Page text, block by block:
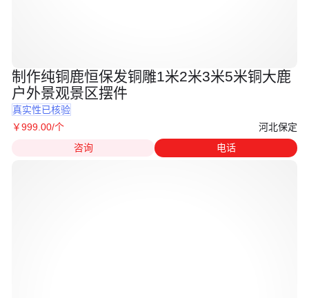
制作纯铜鹿恒保发铜雕1米2米3米5米铜大鹿
户外景观景区摆件
真实性已核验
￥999 .00/个
河北保定
咨询
电话